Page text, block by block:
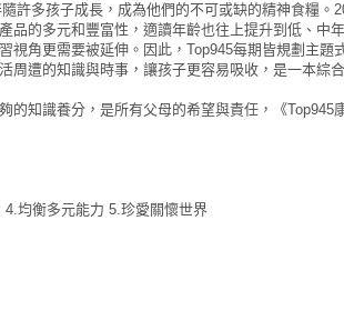
許多孩子成長，成為他們的不可或缺的精神食糧。
品的多元和豐富性，適讀年齡也往上提升到低、中年
視角更需要被延伸。因此，Top945每期皆規劃主題
周遭的知識與時事，讓孩子更容易吸收，是一本綜
的知識養分，是所有父母的希望與責任，《Top945
均衡多元能力 5.珍愛關懷世界